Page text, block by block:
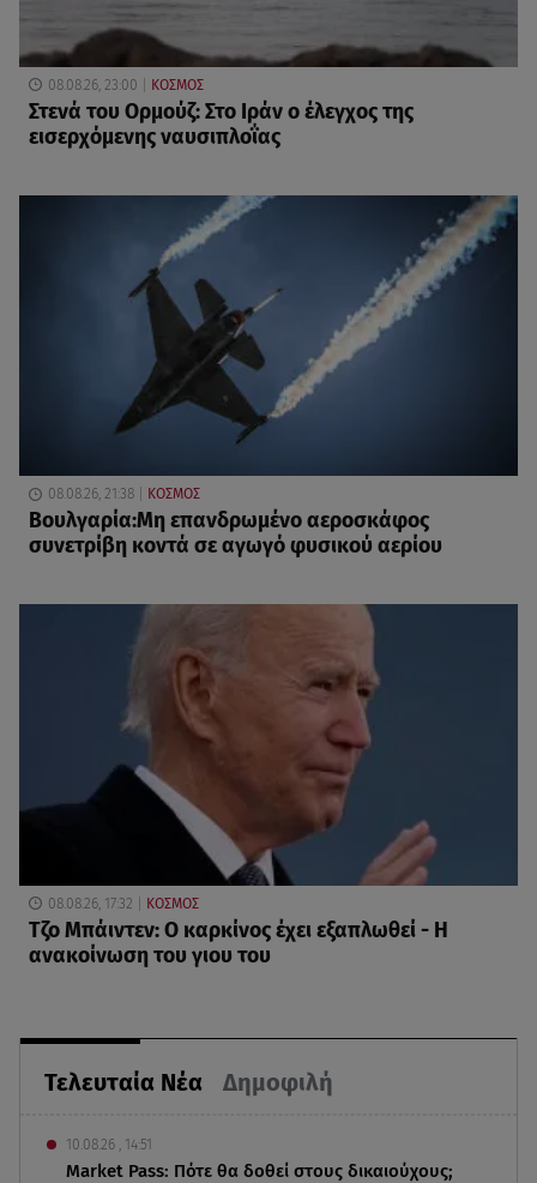
Τελευταία Νέα Δημοφιλή
10.08.26 , 14:51
Market Pass: Πότε θα δοθεί στους δικαιούχους;
08.08.26, 23:00 ΚΟΣΜΟΣ
Στενά του Ορμούζ: Στο Ιράν ο έλεγχος της
εισερχόμενης ναυσιπλοΐας
08.08.26, 21:38 ΚΟΣΜΟΣ
Βουλγαρία:Μη επανδρωμένο αεροσκάφος
συνετρίβη κοντά σε αγωγό φυσικού αερίου
08.08.26, 17:32 ΚΟΣΜΟΣ
Τζο Μπάιντεν: Ο καρκίνος έχει εξαπλωθεί - Η
ανακοίνωση του γιου του